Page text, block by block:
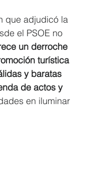
que adjudicó la
el PSOE no
un derroche
turística
y baratas
de actos y
en iluminar